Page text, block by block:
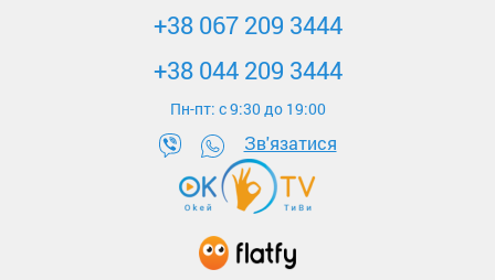
+38 067 209 3444
+38 044 209 3444
Пн-пт: c 9:30 до 19:00
Зв'язатися